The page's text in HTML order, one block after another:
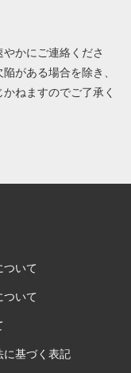
かにご連絡くださ
がある場合を除き、
ねますのでご了承く
ついて
ついて
に基づく表記